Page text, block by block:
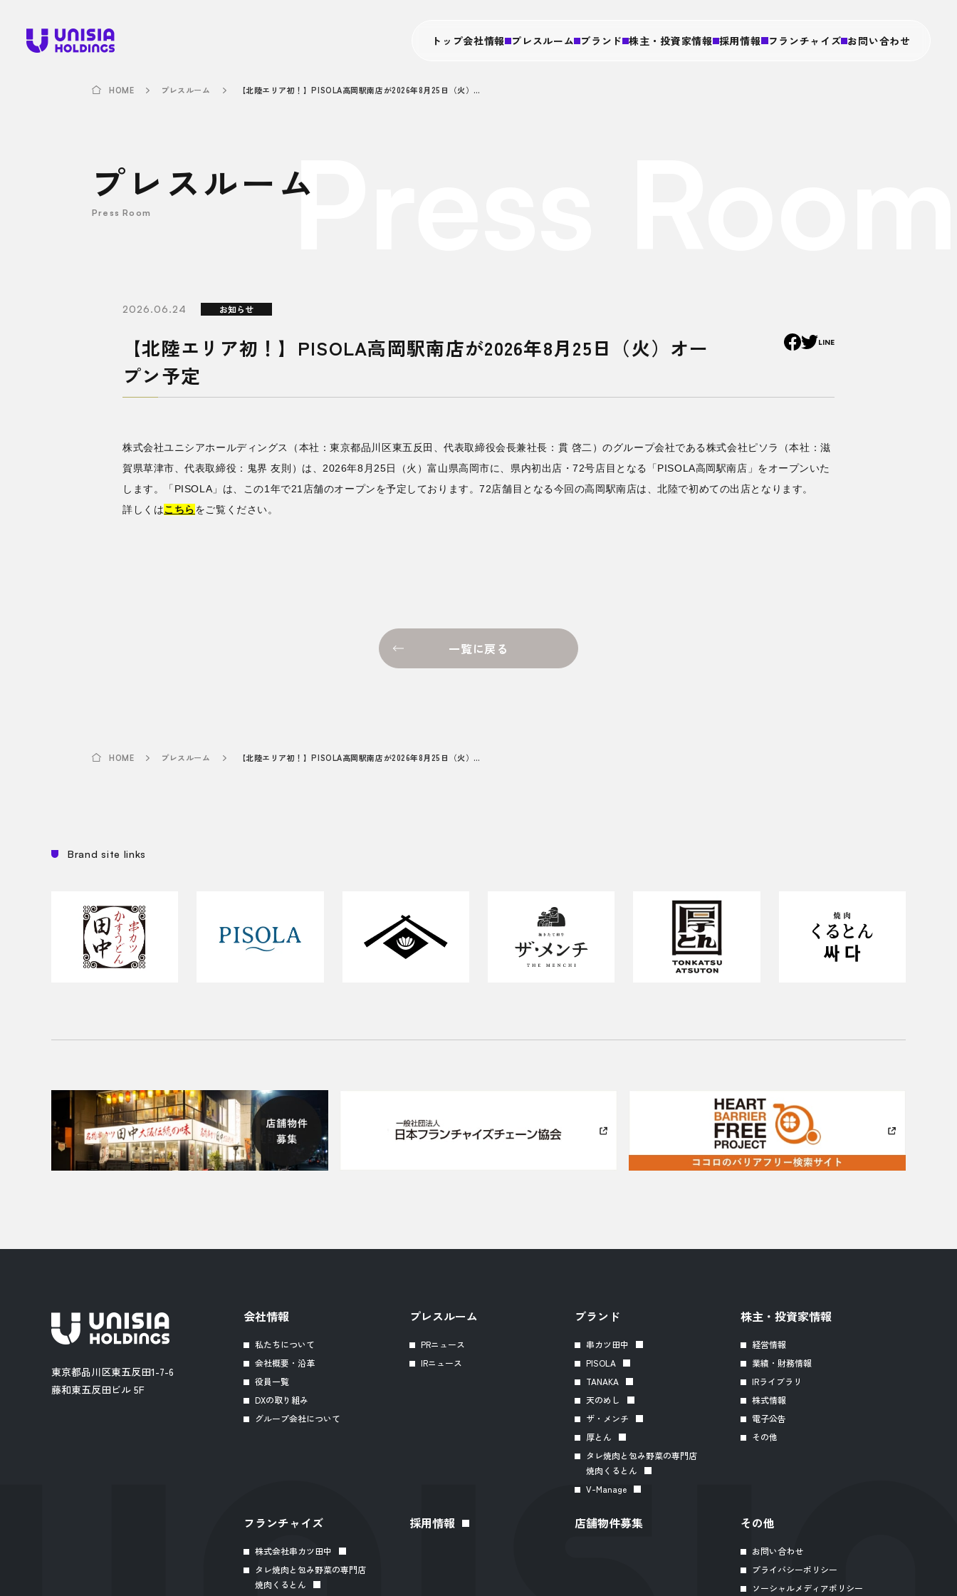
トップ会社情報 プレスルーム ブランド 株主・投資家情報 採用情報 フランチャイズ お問い合わせ
HOME プレスルーム 【北陸エリア初！】PISOLA高岡駅南店が2026年8月25日（火）オープン予定
プレスルーム
Press Room Press Room
2026.06.24 お知らせ
【北陸エリア初！】PISOLA高岡駅南店が2026年8月25日（火）オー
プン予定
LINE
株式会社ユニシアホールディングス（本社：東京都品川区東五反田、代表取締役会長兼社長：貫 啓二）のグループ会社である株式会社ピソラ（本社：滋
賀県草津市、代表取締役：鬼界 友則）は、2026年8月25日（火）富山県高岡市に、県内初出店・72号店目となる「PISOLA高岡駅南店」をオープンいた
します。「PISOLA」は、この1年で21店舗のオープンを予定しております。72店舗目となる今回の高岡駅南店は、北陸で初めての出店となります。
詳しくはこちらをご覧ください。
一覧に戻る
HOME プレスルーム 【北陸エリア初！】PISOLA高岡駅南店が2026年8月25日（火）オープン予定
Brand site links
東京都品川区東五反田1-7-6
藤和東五反田ビル 5F
会社情報
私たちについて
会社概要・沿革
役員一覧
DXの取り組み
グループ会社について
プレスルーム
PRニュース
IRニュース
ブランド
串カツ田中
PISOLA
TANAKA
天のめし
ザ・メンチ
厚とん
タレ焼肉と包み野菜の専門店
焼肉くるとん
V-Manage
株主・投資家情報
経営情報
業績・財務情報
IRライブラリ
株式情報
電子公告
その他
フランチャイズ
株式会社串カツ田中
タレ焼肉と包み野菜の専門店
焼肉くるとん
採用情報 店舗物件募集 その他
お問い合わせ
プライバシーポリシー
ソーシャルメディアポリシー